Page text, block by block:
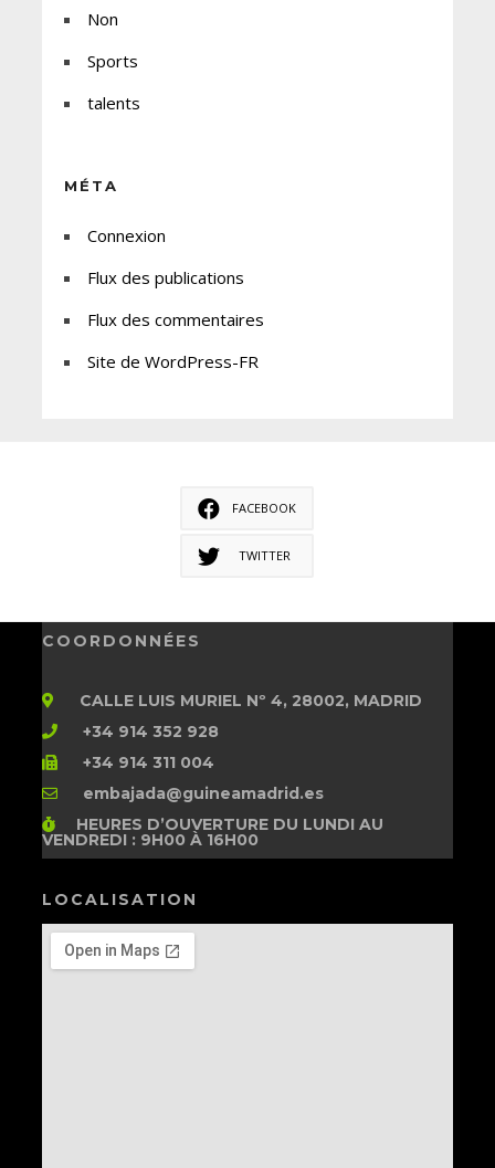
Non
Sports
talents
MÉTA
Connexion
Flux des publications
Flux des commentaires
Site de WordPress-FR
FACEBOOK
TWITTER
COORDONNÉES
CALLE LUIS MURIEL Nº 4, 28002, MADRID
+34 914 352 928
+34 914 311 004
embajada@guineamadrid.es
HEURES D’OUVERTUREDU LUNDI AU
VENDREDI : 9H00 À 16H00
LOCALISATION